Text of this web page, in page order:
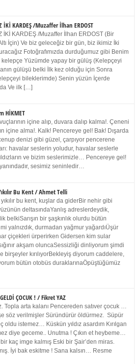
İKİ KARDEŞ /Muzaffer İlhan ERDOST
İKİ KARDEŞ /Muzaffer İlhan ERDOST (Bir
İçin) Ve biz geleceğiz bir gün, biz ikimiz İki
Fotoğrafımızda durduğumuz gibi Benim
Yüzümde yapay bir gülüş (Kelepçeyi
gülüşü belki İlk kez olduğu için Sonra
bileklerimde) Senin yüzün İçerde
Ve ilk […]
HİKMET
içine alıp, duvara dalıp kalma!. Çeneni
içine alma!. Kalk! Pencereye gel! Bak! Dışarda
denizi gibi güzel, çarpıyor pencerene
havalar seslerin yoludur, havalar seslerle
ve bizim seslerimizle… Pencereye gel!
sesimiz seninledir…
Bu Kent / Ahmet Telli
bu kent, kuşlar da giderBir nehir gibi
deltasındaYanlış adreslerdeydik,
belkiSarışın bir şaşkınlık olurdu bütün
mi yalnızdık, durmadan yağmur yağardıÜşür
çiçekleri ürperirken Gidersen kim sular
akşam oluncaSessizliği dinliyorum şimdi
birşeyler kırılıyorBekleyiş diyorum caddelere,
bütün otobüs duraklarınaÖpüştüğümüz
ÇOCUK ! / Fikret YAZ
Topla arta kalanı Pencereden satıver çocuk …
söz verilmişler Süründürür öldürmez. Süpür
oldu istemez… Küskün yıldız asardım Kırılgan
diye geceme.. Unutma ! Çıkın et heybeme…
kaç imge kalmış Eski bir Şair’den miras.
İyi bak eskitme ! Sana kalsın… Resme